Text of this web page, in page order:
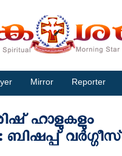
Mirror Reporter
ഹാളുകളും
വര്‍ഗ്ഗീസ്